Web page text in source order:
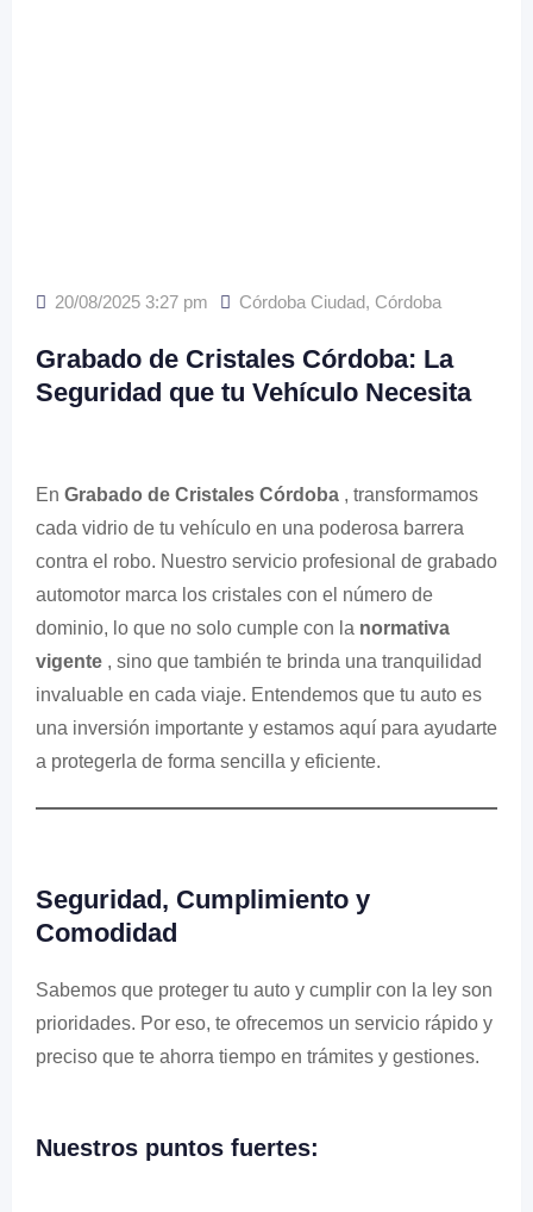
20/08/2025 3:27 pm Córdoba Ciudad, Córdoba
Grabado de Cristales Córdoba: La
Seguridad que tu Vehículo Necesita
En Grabado de Cristales Córdoba , transformamos
cada vidrio de tu vehículo en una poderosa barrera
contra el robo. Nuestro servicio profesional de grabado
automotor marca los cristales con el número de
dominio, lo que no solo cumple con la normativa
vigente , sino que también te brinda una tranquilidad
invaluable en cada viaje. Entendemos que tu auto es
una inversión importante y estamos aquí para ayudarte
a protegerla de forma sencilla y eficiente.
Seguridad, Cumplimiento y
Comodidad
Sabemos que proteger tu auto y cumplir con la ley son
prioridades. Por eso, te ofrecemos un servicio rápido y
preciso que te ahorra tiempo en trámites y gestiones.
Nuestros puntos fuertes: